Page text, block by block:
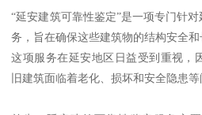
“延安建筑可靠性鉴定”是一项专门针
务，旨在确保这些建筑物的结构安全和
这项服务在延安地区日益受到重视，
旧建筑面临着老化、损坏和安全隐患等